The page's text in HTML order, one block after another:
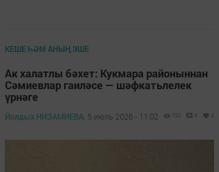
КЕШЕ ҺӘМ АНЫҢ ЭШЕ
Ак халатлы бәхет: Кукмара районыннан
Сәмиевлар гаиләсе — шәфкатьлелек
үрнәге
Йолдыз НИЗАМИЕВА, 5 июль 2026 - 11:02 722 0 2